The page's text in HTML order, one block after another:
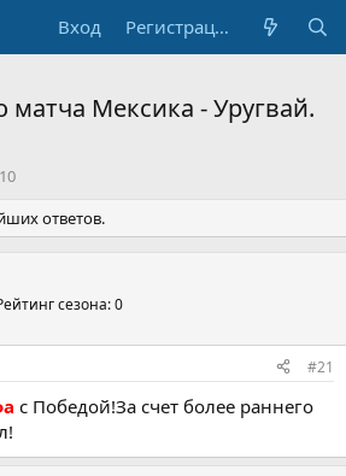
Вход Регистрация
матча Мексика - Уругвай.
ответов.
сезона: 0
#21
с Победой!За счет более раннего